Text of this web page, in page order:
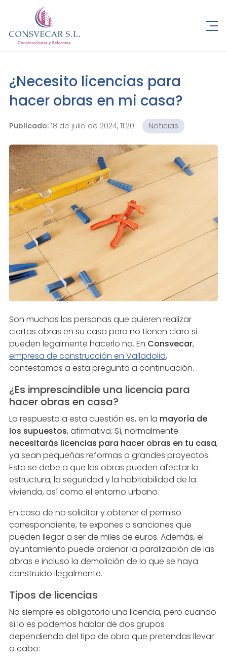
¿Necesito licencias para
hacer obras en mi casa?
Publicado: 18 de julio de 2024, 11:20 Noticias
Son muchas las personas que quieren realizar
ciertas obras en su casa pero no tienen claro si
pueden legalmente hacerlo no. En Consvecar,
empresa de construcción en Valladolid,
contestamos a esta pregunta a continuación.
¿Es imprescindible una licencia para
hacer obras en casa?
La respuesta a esta cuestión es, en la mayoría de
los supuestos, afirmativa. Sí, normalmente
necesitarás licencias para hacer obras en tu casa,
ya sean pequeñas reformas o grandes proyectos.
Esto se debe a que las obras pueden afectar la
estructura, la seguridad y la habitabilidad de la
vivienda, así como el entorno urbano.
En caso de no solicitar y obtener el permiso
correspondiente, te expones a sanciones que
pueden llegar a ser de miles de euros. Además, el
ayuntamiento puede ordenar la paralización de las
obras e incluso la demolición de lo que se haya
construido ilegalmente.
Tipos de licencias
No siempre es obligatorio una licencia, pero cuando
sí lo es podemos hablar de dos grupos
dependiendo del tipo de obra que pretendas llevar
a cabo: